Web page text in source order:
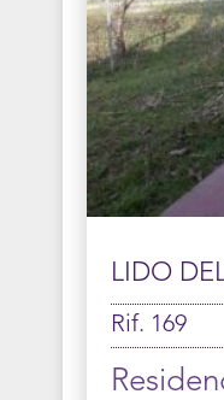
LIDO
Rif. 169